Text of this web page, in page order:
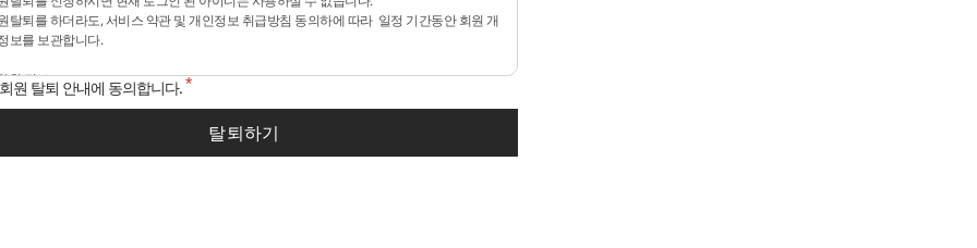
원 탈퇴 안내에 동의합니다.